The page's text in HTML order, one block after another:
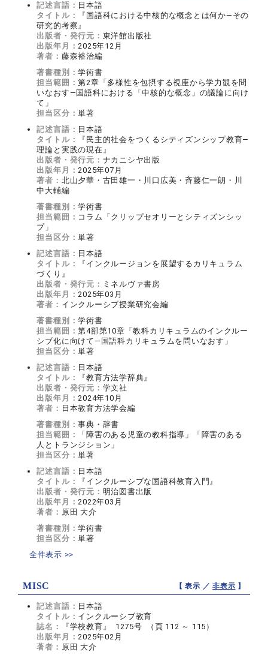
記述言語： 日本語
タイトル：
『国語科における中核的な概念とは何か―その
研究的考察』
出版者・発行元： 東洋館出版社
出版年月：2025年12月
著者： 藤森裕治編
著書種別：学術書
担当範囲：第2章「多様性を包摂する視座から学力観を問
いなおす―国語科における「中核的な概念」の議論に向け
て」
担当区分：単著
記述言語： 日本語
タイトル：
『民主的社会をつくるシティズンシップ教育―
理論と実践の現在』
出版者・発行元： ナカニシヤ出版
出版年月：2025年07月
著者： 北山夕華・古田雄一・川口広美・斉藤仁一朗・川
中大輔編
著書種別：学術書
担当範囲： コラム「クリップセオリーとシティズンシッ
プ」
担当区分：単著
記述言語： 日本語
タイトル：
『インクルージョンを展望するカリキュラム
づくり』
出版者・発行元： ミネルヴァ書房
出版年月：2025年03月
著者： インクルーシブ授業研究会編
著書種別：学術書
担当範囲：第4部第10章「教科カリキュラムのインクルー
シブ化に向けて―国語科カリキュラムを問いなおす」
担当区分：単著
記述言語： 日本語
タイトル：
『教育方法学辞典』
出版者・発行元： 学文社
出版年月：2024年10月
著者： 日本教育方法学会編
著書種別：事典・辞書
担当範囲：
「障害のある児童の教科指導」「障害のある
人とトランジション」
担当区分：単著
記述言語： 日本語
タイトル：
『インクルーシブな国語科教育入門』
出版者・発行元： 明治図書出版
出版年月：2022年03月
著者： 原田 大介
著書種別：学術書
担当区分：単著
全件表示 >>
MISC 【 表示 ／非表示 】
記述言語： 日本語
タイトル： インクルーシブ教育
誌名：
『学校教育』 1275号 （頁 112 ～ 115）
出版年月：2025年02月
著者： 原田 大介